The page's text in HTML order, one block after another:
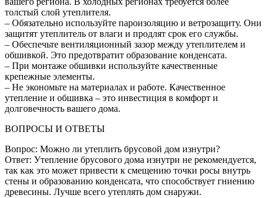
толстый слой утеплителя.
– Обязательно используйте пароизоляцию и ветрозащиту. Они
защитят утеплитель от влаги и продлят срок его службы.
– Обеспечьте вентиляционный зазор между утеплителем и
обшивкой. Это предотвратит образование конденсата.
– При монтаже обшивки используйте качественные
крепежные элементы.
– Не экономьте на материалах и работе. Качественное
утепление и обшивка – это инвестиция в комфорт и
долговечность вашего дома.
ВОПРОСЫ И ОТВЕТЫ
Вопрос: Можно ли утеплить брусовой дом изнутри?
Ответ: Утепление брусового дома изнутри не рекомендуется,
так как это может привести к смещению точки росы внутрь
стены и образованию конденсата, что способствует гниению
древесины. Лучше всего утеплять дом снаружи.